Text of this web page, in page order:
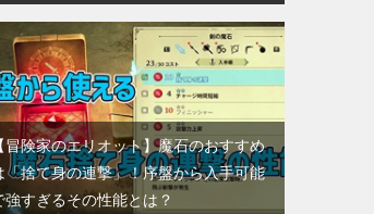
【冒険家のエリオット】魔石のおすすめ
「捨て身の連撃」！序盤から入手可能
強すぎるその性能とは？